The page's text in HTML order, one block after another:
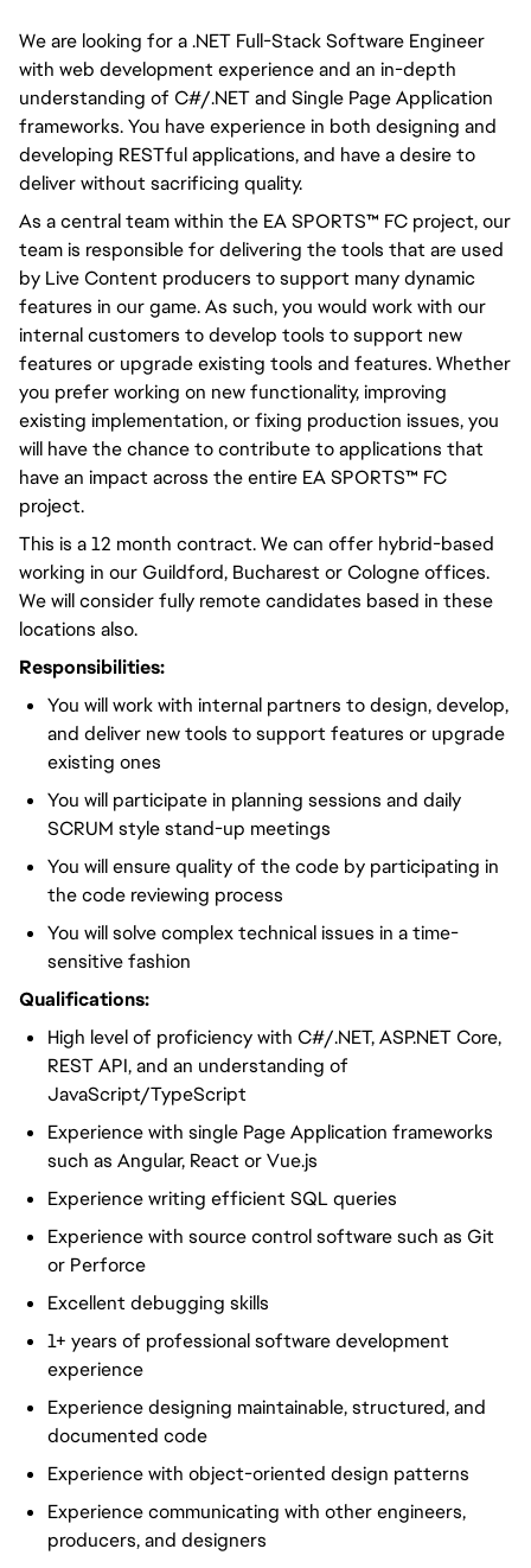
We are looking for a .NET Full-Stack Software Engineer
with web development experience and an in-depth
understanding of C#/.NET and Single Page Application
frameworks. You have experience in both designing and
developing RESTful applications, and have a desire to
deliver without sacrificing quality.
As a central team within the EA SPORTS™ FC project, our
team is responsible for delivering the tools that are used
by Live Content producers to support many dynamic
features in our game. As such, you would work with our
internal customers to develop tools to support new
features or upgrade existing tools and features. Whether
you prefer working on new functionality, improving
existing implementation, or fixing production issues, you
will have the chance to contribute to applications that
have an impact across the entire EA SPORTS™ FC
project.
This is a 12 month contract. We can offer hybrid-based
working in our Guildford, Bucharest or Cologne offices.
We will consider fully remote candidates based in these
locations also.
Responsibilities:
You will work with internal partners to design, develop,
and deliver new tools to support features or upgrade
existing ones
You will participate in planning sessions and daily
SCRUM style stand-up meetings
You will ensure quality of the code by participating in
the code reviewing process
You will solve complex technical issues in a time-
sensitive fashion
Qualifications:
High level of proficiency with C#/.NET, ASP.NET Core,
REST API, and an understanding of
JavaScript/TypeScript
Experience with single Page Application frameworks
such as Angular, React or Vue.js
Experience writing efficient SQL queries
Experience with source control software such as Git
or Perforce
Excellent debugging skills
1+ years of professional software development
experience
Experience designing maintainable, structured, and
documented code
Experience with object-oriented design patterns
Experience communicating with other engineers,
producers, and designers